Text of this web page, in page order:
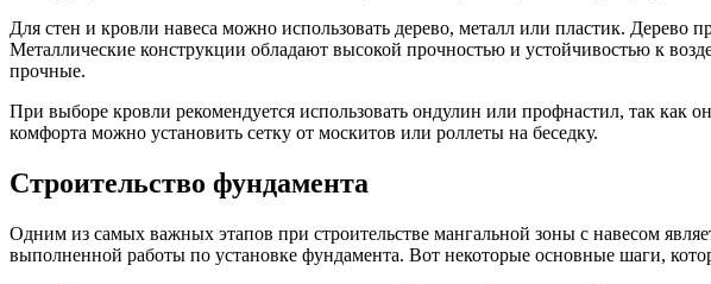
Для стен и кровли навеса можно использовать дерево, металл или пластик. Дерево
Металлические конструкции обладают высокой прочностью и устойчивостью к
прочные.
При выборе кровли рекомендуется использовать ондулин или профнастил, так
комфорта можно установить сетку от москитов или роллеты на беседку.
Строительство фундамента
Одним из самых важных этапов при строительстве мангальной зоны с навесом
выполненной работы по установке фундамента. Вот некоторые основные шаги,